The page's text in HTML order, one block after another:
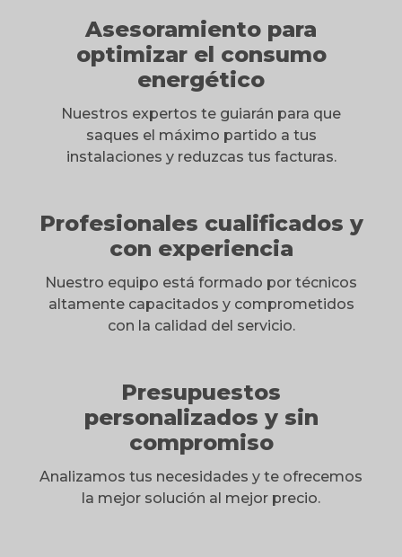
Asesoramiento para
optimizar el consumo
energético
Nuestros expertos te guiarán para que
saques el máximo partido a tus
instalaciones y reduzcas tus facturas.
Profesionales cualificados y
con experiencia
Nuestro equipo está formado por técnicos
altamente capacitados y comprometidos
con la calidad del servicio.
Presupuestos
personalizados y sin
compromiso
Analizamos tus necesidades y te ofrecemos
la mejor solución al mejor precio.